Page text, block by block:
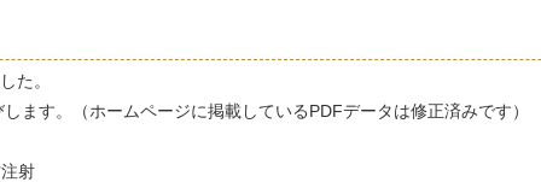
た。
ます。（ホームページに掲載しているPDFデータは修正済みです）
射